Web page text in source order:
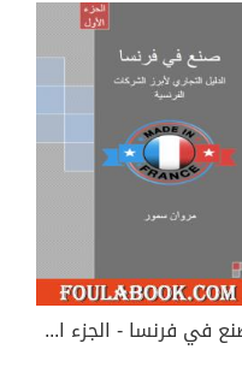
صنع في فرنسا - الجزء الأول